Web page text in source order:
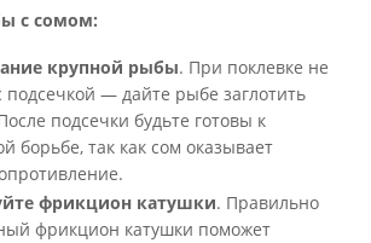
с сомом:
крупной рыбы. При поклевке не
подсечкой — дайте рыбе заглотить
подсечки будьте готовы к
борьбе, так как сом оказывает
фрикцион катушки. Правильно
фрикцион катушки поможет